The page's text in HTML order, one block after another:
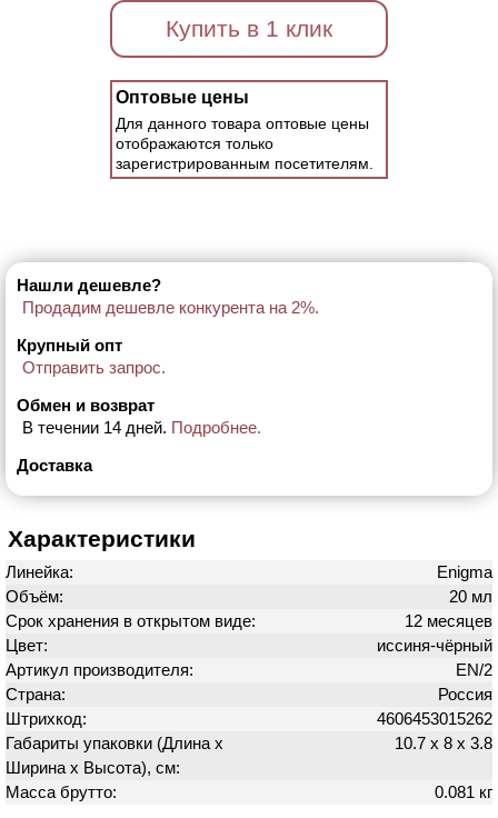
Купить в 1 клик
Оптовые цены
Для данного товара оптовые цены
отображаются только
зарегистрированным посетителям.
Нашли дешевле?
Продадим дешевле конкурента на 2%.
Крупный опт
Отправить запрос.
Обмен и возврат
В течении 14 дней. Подробнее.
Доставка
Характеристики
Линейка:
Enigma
Объём:
20 мл
Срок хранения в открытом виде:
12 месяцев
Цвет:
иссиня-чёрный
Артикул производителя:
EN/2
Страна:
Россия
Штрихкод:
4606453015262
Габариты упаковки (Длина х
Ширина х Высота), см:
10.7 х 8 х 3.8
Масса брутто: 0.081 кг